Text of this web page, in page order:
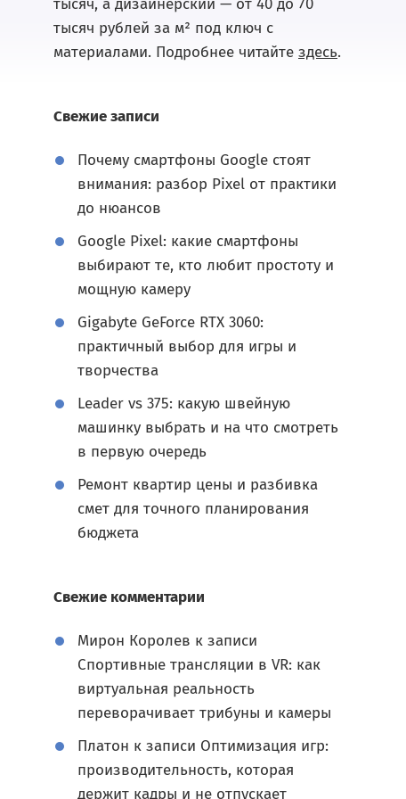
тысяч, а дизайнерский — от 40 до 70
тысяч рублей за м² под ключ с
материалами. Подробнее читайте здесь.
Свежие записи
Почему смартфоны Google стоят
внимания: разбор Pixel от практики
до нюансов
Google Pixel: какие смартфоны
выбирают те, кто любит простоту и
мощную камеру
Gigabyte GeForce RTX 3060:
практичный выбор для игры и
творчества
Leader vs 375: какую швейную
машинку выбрать и на что смотреть
в первую очередь
Ремонт квартир цены и разбивка
смет для точного планирования
бюджета
Свежие комментарии
Мирон Королев к записи
Спортивные трансляции в VR: как
виртуальная реальность
переворачивает трибуны и камеры
Платон к записи Оптимизация игр:
производительность, которая
держит кадры и не отпускает